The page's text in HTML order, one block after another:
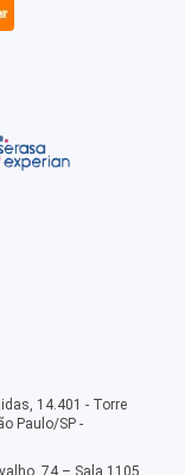
14.401 - Torre
Paulo/SP -
74 – Sala 1105